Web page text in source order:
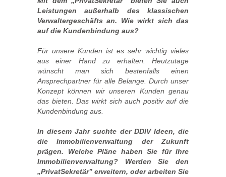
Leistungen außerhalb des klassischen
Verwaltergeschäfts an. Wie wirkt sich das
auf die Kundenbindung aus?
Für unsere Kunden ist es sehr wichtig vieles
aus einer Hand zu erhalten. Heutzutage
wünscht man sich bestenfalls einen
Ansprechpartner für alle Belange. Durch unser
Konzept können wir unseren Kunden genau
das bieten. Das wirkt sich auch positiv auf die
Kundenbindung aus.
In diesem Jahr suchte der DDIV Ideen, die
die Immobilienverwaltung der Zukunft
prägen. Welche Pläne haben Sie für Ihre
Immobilienverwaltung? Werden Sie den
„PrivatSekretär” erweitern, oder arbeiten Sie